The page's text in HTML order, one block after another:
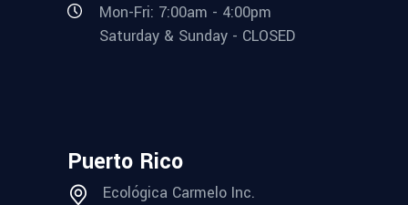
Mon-Fri: 7:00am - 4:00pm
Saturday & Sunday - CLOSED
Puerto Rico
Ecológica Carmelo Inc.